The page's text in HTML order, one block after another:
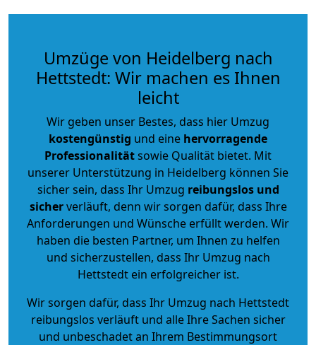
Umzüge von Heidelberg nach
Hettstedt: Wir machen es Ihnen
leicht
Wir geben unser Bestes, dass hier Umzug
kostengünstig und eine hervorragende
Professionalitätsowie Qualität bietet. Mit
unserer Unterstützung in Heidelberg können Sie
sicher sein, dass Ihr Umzug reibungslos und
sicherverläuft, denn wir sorgen dafür, dass Ihre
Anforderungen und Wünsche erfüllt werden. Wir
haben die besten Partner, um Ihnen zu helfen
und sicherzustellen, dass Ihr Umzug nach
Hettstedt ein erfolgreicher ist.
Wir sorgen dafür, dass Ihr Umzug nach Hettstedt
reibungslos verläuft und alle Ihre Sachen sicher
und unbeschadet an Ihrem Bestimmungsort